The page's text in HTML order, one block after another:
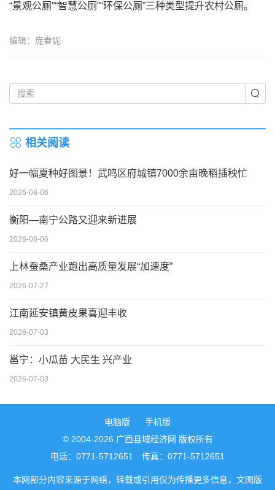
“景观公厕”“智慧公厕”“环保公厕”三种类型提升农村公厕。
编辑：庞春妮
相关阅读
好一幅夏种好图景！武鸣区府城镇7000余亩晚稻插秧忙
2026-08-06
衡阳—南宁公路又迎来新进展
2026-08-06
上林蚕桑产业跑出高质量发展“加速度”
2026-07-27
江南延安镇黄皮果喜迎丰收
2026-07-03
邕宁：小瓜苗 大民生 兴产业
2026-07-03
电脑版
手机版
© 2004-2026 广西县域经济网 版权所有
电话：0771-5712651 传真：0771-5712651
本网部分内容来源于网络，转载或引用仅为传播更多信息，文图版